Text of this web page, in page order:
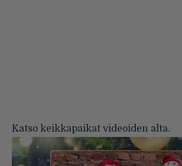
Katso keikkapaikat videoiden alta.